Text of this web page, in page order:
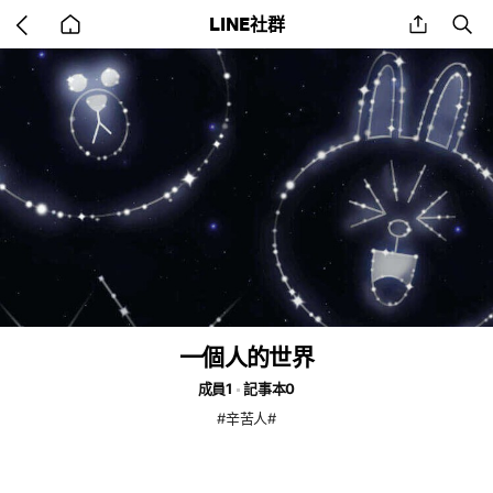
back
to
home
LINE社群 share
一個人的世界
成員1
記事本0
#辛苦人#